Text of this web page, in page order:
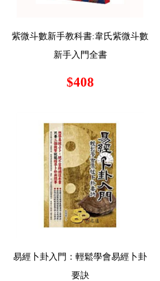
紫微斗數新手教科書:韋氏紫微斗數
新手入門全書
$408
易經卜卦入門：輕鬆學會易經卜卦
要訣